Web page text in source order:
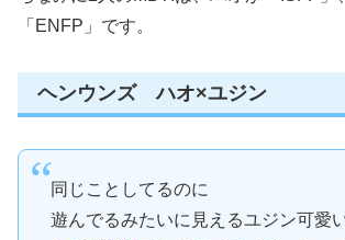
「ENFP」です。
ヘンウンズ ハオ×ユジン
同じことしてるのに
遊んでるみたいに見えるユジン可愛